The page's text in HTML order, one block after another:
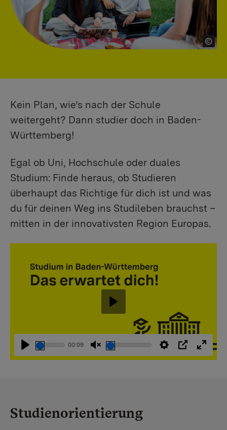
Kein Plan, wie’s nach der Schule
weitergeht? Dann studier doch in Baden-
Württemberg!
Egal ob Uni, Hochschule oder duales
Studium: Finde heraus, ob Studieren
überhaupt das Richtige für dich ist und was
du für deinen Weg ins Studileben brauchst –
mitten in der innovativsten Region Europas.
Abspielen
00:09
StummschaltungEinstellungen
PIP
Abspielen
Studienorientierung